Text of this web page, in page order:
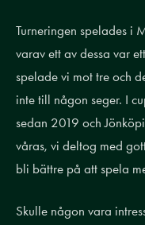
Turneringen spelades i
varav ett av dessa var
spelade vi mot tre och
inte till någon seger. I
sedan 2019 och
våras, vi deltog med
bli bättre på att spela
Skulle någon vara